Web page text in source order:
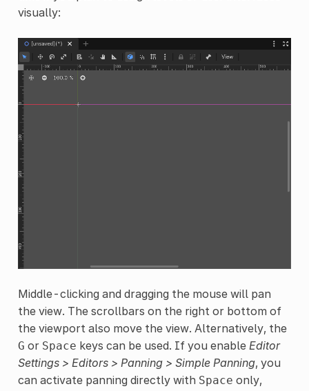
visually:
Middle-clicking and dragging the mouse will pan
the view. The scrollbars on the right or bottom of
the viewport also move the view. Alternatively, the
G or Space keys can be used. If you enable Editor
Settings > Editors > Panning > Simple Panning, you
can activate panning directly with Space only,